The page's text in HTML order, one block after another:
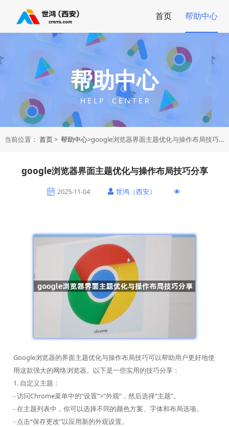
首页 帮助中心
帮助中心
H E L P C E N T E R
当前位置： 首页> 帮助中心>google浏览器界面主题优化与操作布局技巧分享
google浏览器界面主题优化与操作布局技巧分享
2025-11-04 世鸿（西安）
Google浏览器的界面主题优化与操作布局技巧可以帮助用户更好地使
用这款强大的网络浏览器。以下是一些实用的技巧分享：
1. 自定义主题：
- 访问Chrome菜单中的“设置”>“外观”，然后选择“主题”。
- 在主题列表中，你可以选择不同的颜色方案、字体和布局选项。
- 点击“保存更改”以应用新的外观设置。